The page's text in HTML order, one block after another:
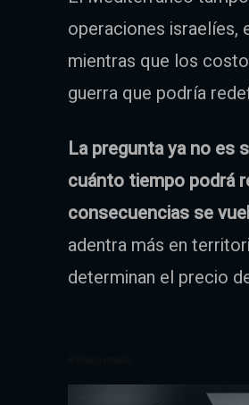
operaciones israelíes,
mientras que los
guerra que podría
La pregunta ya no es
cuánto tiempo podrá
consecuencias se
adentra más en
determinan el precio